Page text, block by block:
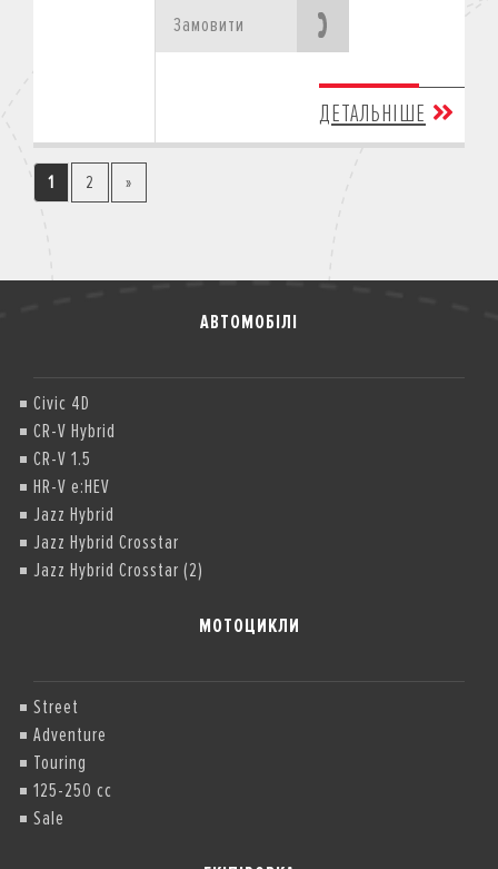
Замовити
ДЕТАЛЬНІШЕ
1 2 »
АВТОМОБІЛІ
Civic 4D
CR-V Hybrid
CR-V 1.5
HR-V e:HEV
Jazz Hybrid
Jazz Hybrid Crosstar
Jazz Hybrid Crosstar (2)
МОТОЦИКЛИ
Street
Adventure
Touring
125-250 cc
Sale